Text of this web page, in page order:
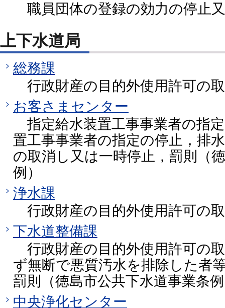
職員団体の登録の効力の停止
上下水道局
総務課
行政財産の目的外使用許可の
お客さまセンター
指定給水装置工事事業者の指
置工事事業者の指定の停止，排
の取消し又は一時停止，罰則（
例）
浄水課
行政財産の目的外使用許可の
下水道整備課
行政財産の目的外使用許可の
ず無断で悪質汚水を排除した者
罰則（徳島市公共下水道事業条
中央浄化センター